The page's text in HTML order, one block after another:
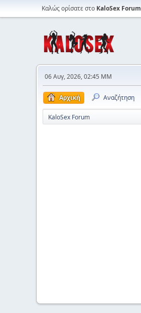
Καλώς ορίσατε στο KaloSex Forum
06 Αυγ, 2026, 02:45 ΜΜ
Αρχική Αναζήτηση
KaloSex Forum